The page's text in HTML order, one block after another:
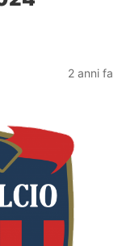
2 anni fa